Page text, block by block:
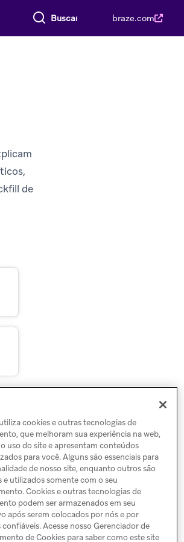
Buscar tudo braze.com
de
cookies e outras tecnologias de
que melhoram sua experiência na web,
uso do site e apresentam conteúdos
para você. Alguns são essenciais para
de nosso site, enquanto outros são
e utilizados somente com o seu
Cookies e outras tecnologias de
podem ser armazenados em seu
após serem colocados por nós e por
confiáveis. Acesse nosso Gerenciador de
de Cookies para saber como este site